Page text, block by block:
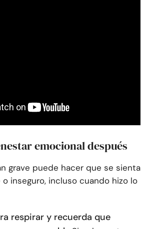
emocional después
grave puede hacer que se sienta
inseguro, incluso cuando hizo lo
respirar y recuerda que